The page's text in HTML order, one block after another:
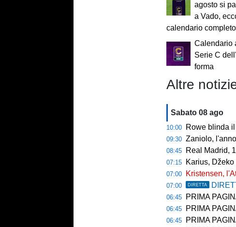
agosto si
a Vado,
calendario completo
Calendario
Serie C
forma
Altre
Sabato 08 ago
10:00 Rowe blinda
09:30 Zaniolo,
08:45 Real Madrid,
07:15 Karius,
07:00 Kristensen,
07:00 DIRETTA
06:45 PRIMA PAGINA –
06:45 PRIMA
06:45 PRIMA